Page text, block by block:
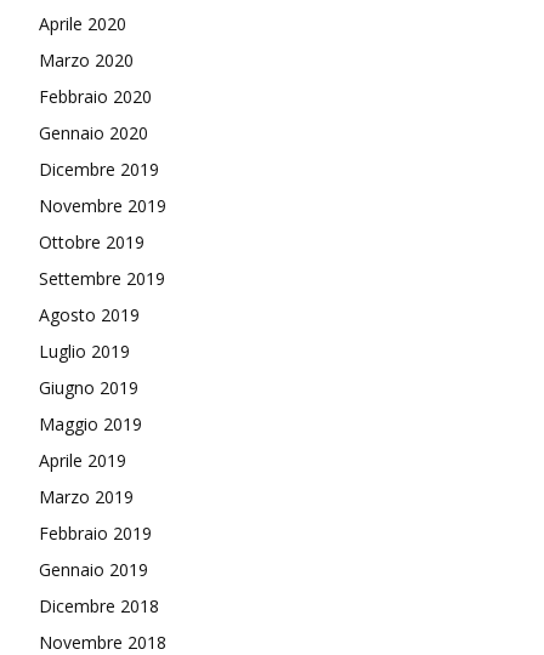
Aprile 2020
Marzo 2020
Febbraio 2020
Gennaio 2020
Dicembre 2019
Novembre 2019
Ottobre 2019
Settembre 2019
Agosto 2019
Luglio 2019
Giugno 2019
Maggio 2019
Aprile 2019
Marzo 2019
Febbraio 2019
Gennaio 2019
Dicembre 2018
Novembre 2018